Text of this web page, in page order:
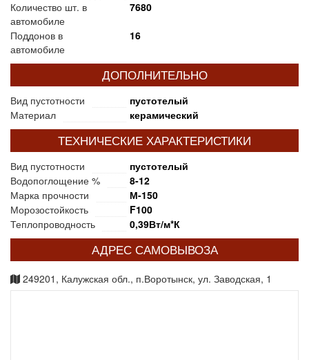
Количество шт. в
автомобиле
7680
Поддонов в
автомобиле
16
ДОПОЛНИТЕЛЬНО
Вид пустотности
пустотелый
Материал
керамический
ТЕХНИЧЕСКИЕ ХАРАКТЕРИСТИКИ
Вид пустотности
пустотелый
Водопоглощение %
8-12
Марка прочности
М-150
Морозостойкость
F100
Теплопроводность
0,39Вт/м*К
АДРЕС САМОВЫВОЗА
249201, Калужская обл., п.Воротынск, ул. Заводская, 1